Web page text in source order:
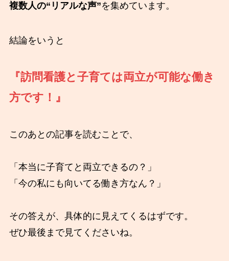
複数人の“リアルな声”を集めています。
結論をいうと
『訪問看護と子育ては両立が可能な働き
方です！』
このあとの記事を読むことで、
「本当に子育てと両立できるの？」
「今の私にも向いてる働き方なん？」
その答えが、具体的に見えてくるはずです。
ぜひ最後まで見てくださいね。